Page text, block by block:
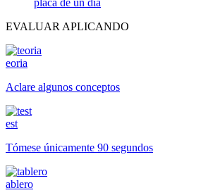
EVALUAR APLICANDO
eoria
Aclare algunos conceptos
est
Tómese únicamente 90 segundos
ablero